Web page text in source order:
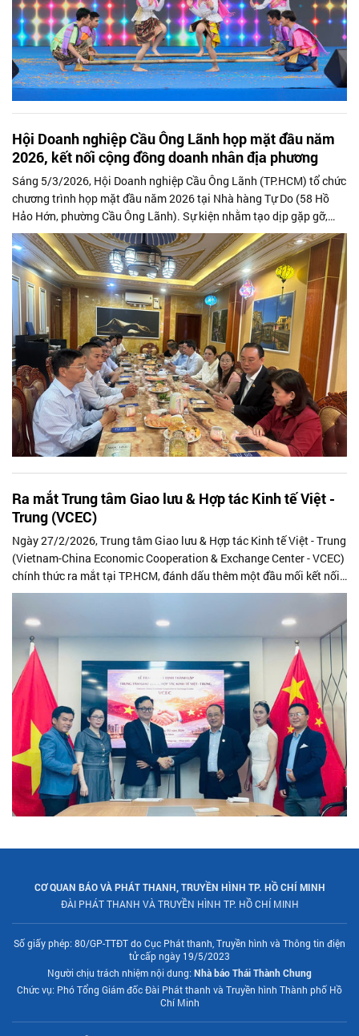
Hội Doanh nghiệp Cầu Ông Lãnh họp mặt đầu năm
2026, kết nối cộng đồng doanh nhân địa phương
Sáng 5/3/2026, Hội Doanh nghiệp Cầu Ông Lãnh (TP.HCM) tổ chức
chương trình họp mặt đầu năm 2026 tại Nhà hàng Tự Do (58 Hồ
Hảo Hớn, phường Cầu Ông Lãnh). Sự kiện nhằm tạo dịp gặp gỡ,
giao lưu giữa các hội viên và chia sẻ định hướng hoạt động trong
năm mới.
Ra mắt Trung tâm Giao lưu & Hợp tác Kinh tế Việt -
Trung (VCEC)
Ngày 27/2/2026, Trung tâm Giao lưu & Hợp tác Kinh tế Việt - Trung
(Vietnam-China Economic Cooperation & Exchange Center - VCEC)
chính thức ra mắt tại TP.HCM, đánh dấu thêm một đầu mối kết nối
hợp tác giữa cộng đồng doanh nghiệp Việt Nam và Trung Quốc
sâu rộng.
CƠ QUAN BÁO VÀ PHÁT THANH, TRUYỀN HÌNH TP. HỒ CHÍ MINH
ĐÀI PHÁT THANH VÀ TRUYỀN HÌNH TP. HỒ CHÍ MINH
Số giấy phép: 80/GP-TTĐT do Cục Phát thanh, Truyền hình và Thông tin điện
tử cấp ngày 19/5/2023
Người chịu trách nhiệm nội dung: Nhà báo Thái Thành Chung
Chức vụ: Phó Tổng Giám đốc Đài Phát thanh và Truyền hình Thành phố Hồ
Chí Minh